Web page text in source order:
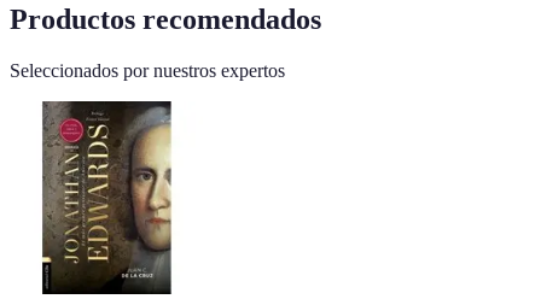
Productos recomendados
Seleccionados por nuestros expertos